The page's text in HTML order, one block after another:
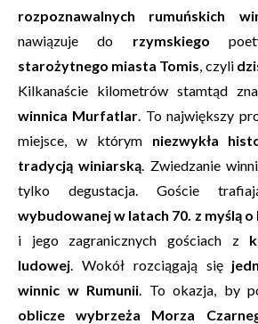
rozpoznawalnych rumuńskich
nawiązuje do rzymskiego
starożytnego miasta Tomis, czyli
Kilkanaście kilometrów stamtąd
winnica Murfatlar. To największy
miejsce, w którym niezwykła
tradycją winiarską. Zwiedzanie
tylko degustacja. Goście
wybudowanej w latach 70. z myślą o
i jego zagranicznych gościach z
ludowej. Wokół rozciągają się
winnic w Rumunii. To okazja, by
oblicze wybrzeża Morza